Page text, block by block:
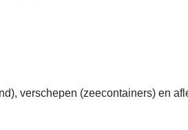
verschepen (zeecontainers) en